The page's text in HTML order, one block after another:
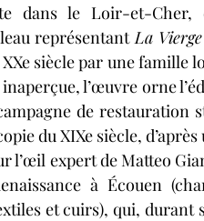
dans le Loir-et-
représentant La
siècle par une famille
l’œuvre orne
de restauration
du XIXe siècle,
l’œil expert de Matteo
à Écouen
et cuirs), qui, durant